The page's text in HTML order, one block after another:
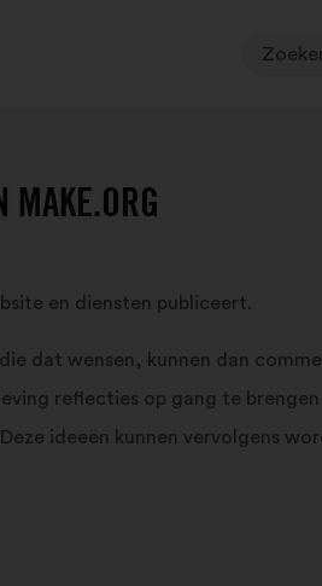
Je
je
MAKE.ORG
en diensten publiceert.
dat wensen, kunnen dan
reflecties op gang te brengen
ideeën kunnen vervolgens